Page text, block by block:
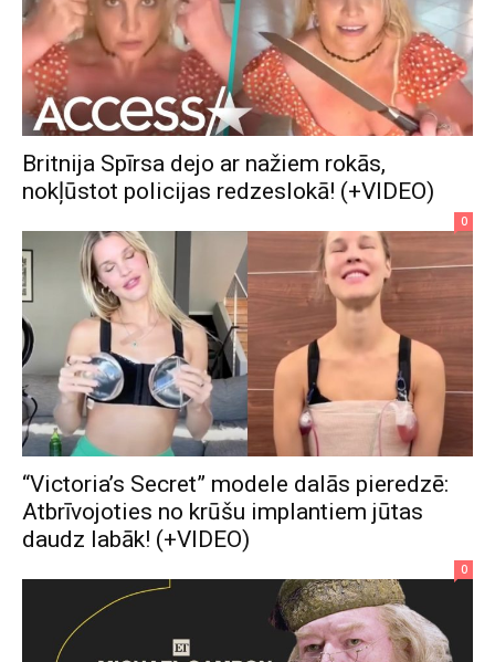
Britnija Spīrsa dejo ar nažiem rokās,
nokļūstot policijas redzeslokā! (+VIDEO)
0
“Victoria’s Secret” modele dalās pieredzē:
Atbrīvojoties no krūšu implantiem jūtas
daudz labāk! (+VIDEO)
0